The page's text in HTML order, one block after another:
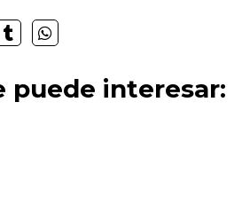
puede interesar: